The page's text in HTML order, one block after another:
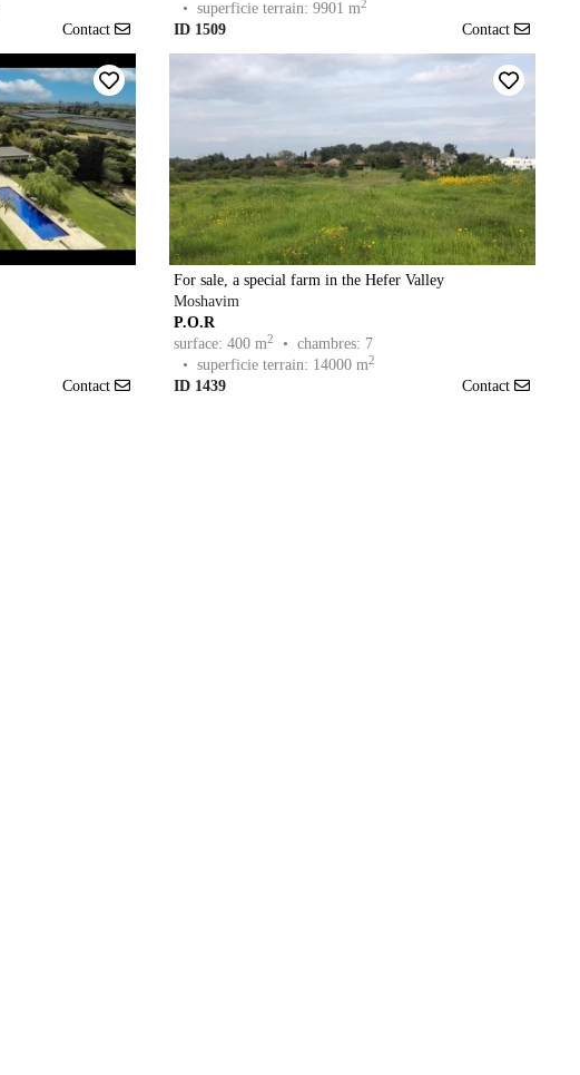
Contact
• superficie terrain: 9901 m2
ID 1509 Contact
Contact
For sale, a special farm in the Hefer Valley
Moshavim
P.O.R
surface: 400 m2
• chambres: 7
• superficie terrain: 14000 m2
ID 1439 Contact